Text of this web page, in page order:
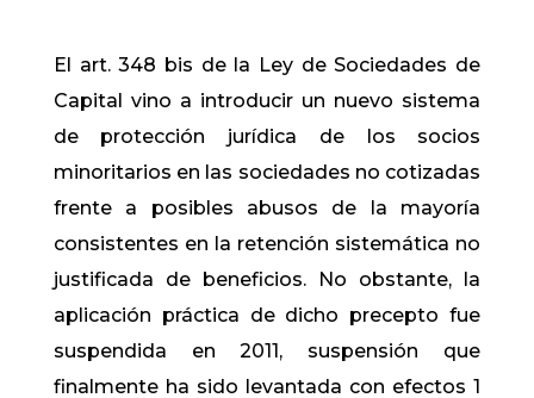
El art. 348 bis de la Ley de Sociedades de
Capital vino a introducir un nuevo sistema
de protección jurídica de los socios
minoritarios en las sociedades no cotizadas
frente a posibles abusos de la mayoría
consistentes en la retención sistemática no
justificada de beneficios. No obstante, la
aplicación práctica de dicho precepto fue
suspendida en 2011, suspensión que
finalmente ha sido levantada con efectos 1